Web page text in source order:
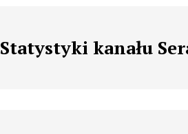
Statystyki kanału